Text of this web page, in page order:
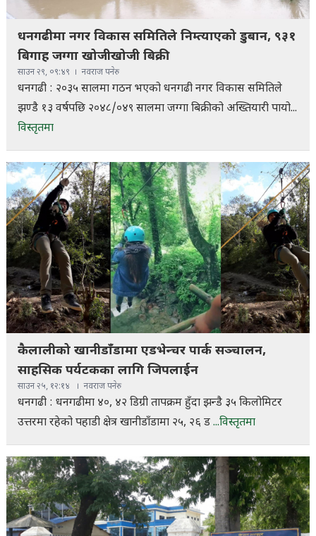
धनगढीमा नगर विकास समितिले निम्त्याएको डुबान, ९३१
बिगाह जग्गा खोजीखोजी बिक्री
साउन २९, ०९:४९ नवराज पनेरु
धनगढी : २०३५ सालमा गठन भएको धनगढी नगर विकास समितिले
झण्डै १३ वर्षपछि २०४८/०४९ सालमा जग्गा बिक्रीको अख्तियारी पायो...
विस्तृतमा
कैलालीको खानीडाँडामा एडभेन्चर पार्क सञ्चालन,
साहसिक पर्यटकका लागि जिपलाईन
साउन २५, १२:१४ नवराज पनेरु
धनगढी : धनगढीमा ४०, ४२ डिग्री तापक्रम हुँदा झन्डै ३५ किलोमिटर
उत्तरमा रहेको पहाडी क्षेत्र खानीडाँडामा २५, २६ ड...विस्तृतमा